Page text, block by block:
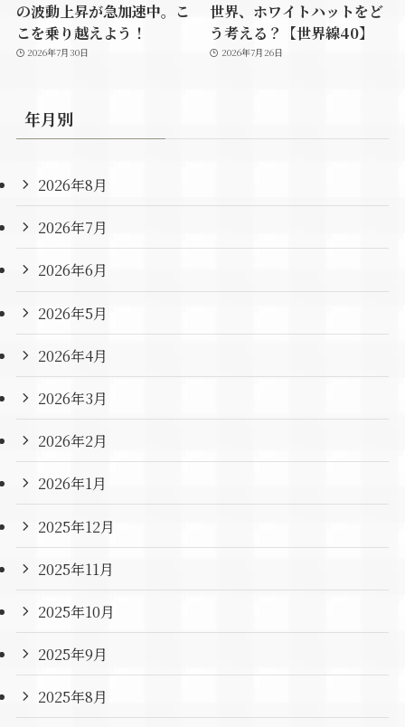
の波動上昇が急加速中。こ
こを乗り越えよう！
2026年7月30日
世界、ホワイトハットをど
う考える？【世界線40】
2026年7月26日
年月別
2026年8月
2026年7月
2026年6月
2026年5月
2026年4月
2026年3月
2026年2月
2026年1月
2025年12月
2025年11月
2025年10月
2025年9月
2025年8月